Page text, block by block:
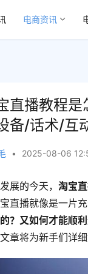
电商资讯
直播教程
备/话术/互
• 2025-08-06
展的今天，淘宝
直播就像是一片
？又如何才能顺
章将为新手们详